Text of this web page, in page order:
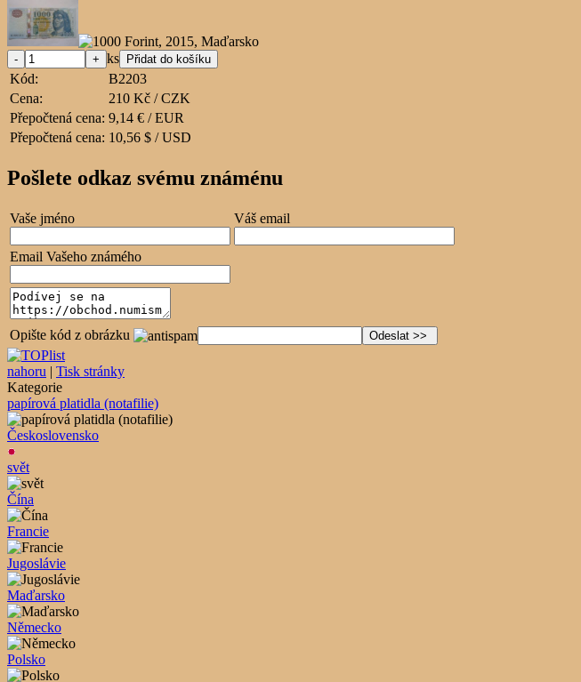
ks
Kód:
B2203
Cena:
210 Kč / CZK
Přepočtená cena: 9,14 € / EUR
Přepočtená cena: 10,56 $ / USD
Pošlete odkaz svému známénu
Vaše jméno Váš email
Email Vašeho známého
Opište kód z obrázku
nahoru | Tisk stránky
Kategorie
papírová platidla (notafilie)
Československo
svět
Čína
Francie
Jugoslávie
Maďarsko
Německo
Polsko